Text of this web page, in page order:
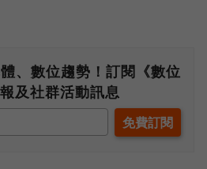
、數位趨勢！訂閱《數位
及社群活動訊息